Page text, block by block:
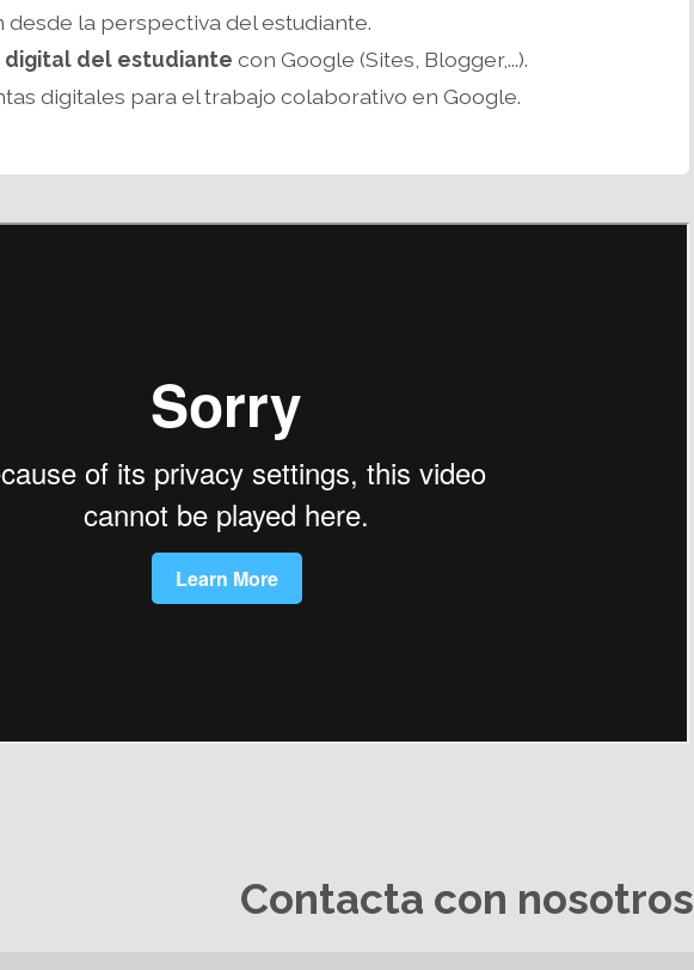
desde la perspectiva del estudiante.
digital del estudiante con Google (Sites, Blogger,...).
digitales para el trabajo colaborativo en Google.
Contacta con nosotros